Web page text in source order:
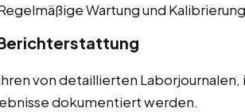
Wartung und
von detaillierten Laborjournalen,
dokumentiert werden.